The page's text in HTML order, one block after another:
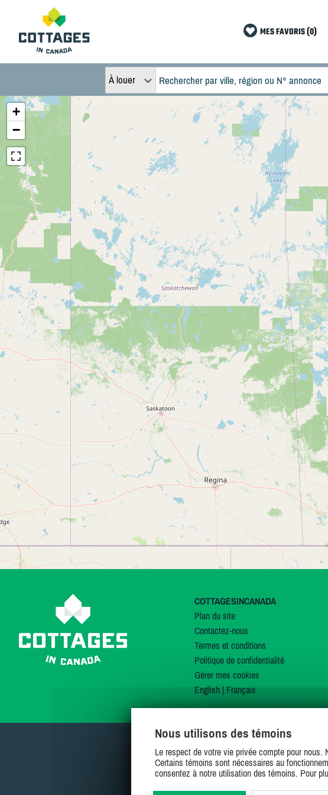
MES FAVORIS (0)
À louer
+
−
COTTAGESINCANADA
Plan du site
Contactez-nous
Termes et conditions
Politique de confidentialité
Gérer mes cookies
English| Français
Nous utilisons des témoins
Le respect de votre vie privée compte pour
Certains témoins sont nécessaires au
consentez à notre utilisation des témoins. Pour